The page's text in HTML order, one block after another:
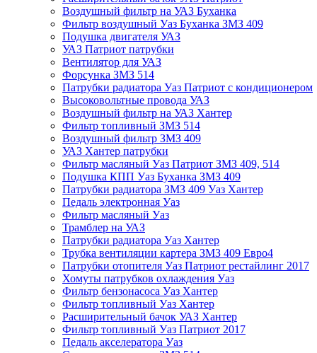
Воздушный фильтр на УАЗ Буханка
Фильтр воздушный Уаз Буханка ЗМЗ 409
Подушка двигателя УАЗ
УАЗ Патриот патрубки
Вентилятор для УАЗ
Форсунка ЗМЗ 514
Патрубки радиатора Уаз Патриот с кондиционером
Высоковольтные провода УАЗ
Воздушный фильтр на УАЗ Хантер
Фильтр топливный ЗМЗ 514
Воздушный фильтр ЗМЗ 409
УАЗ Хантер патрубки
Фильтр масляный Уаз Патриот ЗМЗ 409, 514
Подушка КПП Уаз Буханка ЗМЗ 409
Патрубки радиатора ЗМЗ 409 Уаз Хантер
Педаль электронная Уаз
Фильтр масляный Уаз
Трамблер на УАЗ
Патрубки радиатора Уаз Хантер
Трубка вентиляции картера ЗМЗ 409 Евро4
Патрубки отопителя Уаз Патриот рестайлинг 2017
Хомуты патрубков охлаждения Уаз
Фильтр бензонасоса Уаз Хантер
Фильтр топливный Уаз Хантер
Расширительный бачок УАЗ Хантер
Фильтр топливный Уаз Патриот 2017
Педаль акселератора Уаз